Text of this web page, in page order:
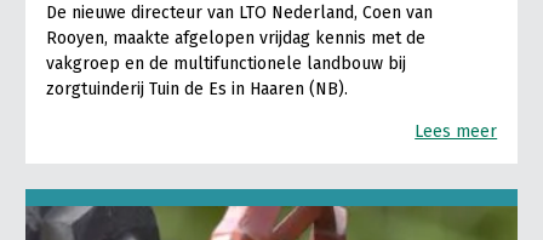
De nieuwe directeur van LTO Nederland, Coen van
Rooyen, maakte afgelopen vrijdag kennis met de
vakgroep en de multifunctionele landbouw bij
zorgtuinderij Tuin de Es in Haaren (NB).
Lees meer